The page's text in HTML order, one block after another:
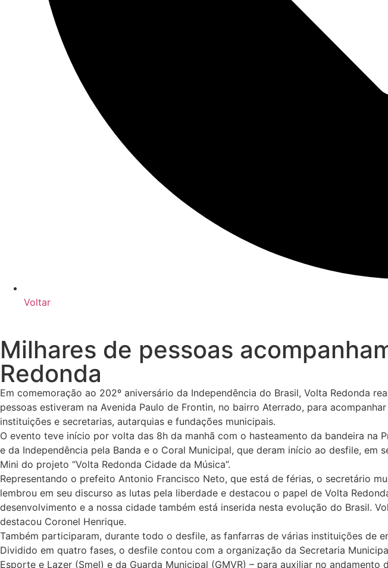
Voltar
Milhares de pessoas
Redonda
Em comemoração ao 202º aniversário da Independência do Brasil, Volta Redonda
pessoas estiveram na Avenida Paulo de Frontin, no bairro Aterrado, para
instituições e secretarias, autarquias e fundações municipais.
O evento teve início por volta das 8h da manhã com o hasteamento da bandeira na
e da Independência pela Banda e o Coral Municipal, que deram início ao desfile,
Mini do projeto “Volta Redonda Cidade da Música”.
Representando o prefeito Antonio Francisco Neto, que está de férias, o secretário
lembrou em seu discurso as lutas pela liberdade e destacou o papel de Volta
desenvolvimento e a nossa cidade também está inserida nesta evolução do Brasil.
destacou Coronel Henrique.
Também participaram, durante todo o desfile, as fanfarras de várias instituições de
Dividido em quatro fases, o desfile contou com a organização da Secretaria
Esporte e Lazer (Smel) e da Guarda Municipal (GMVR) – para auxiliar no